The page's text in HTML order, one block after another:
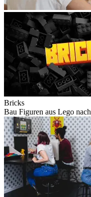
Bricks
Bau Figuren aus Lego nach